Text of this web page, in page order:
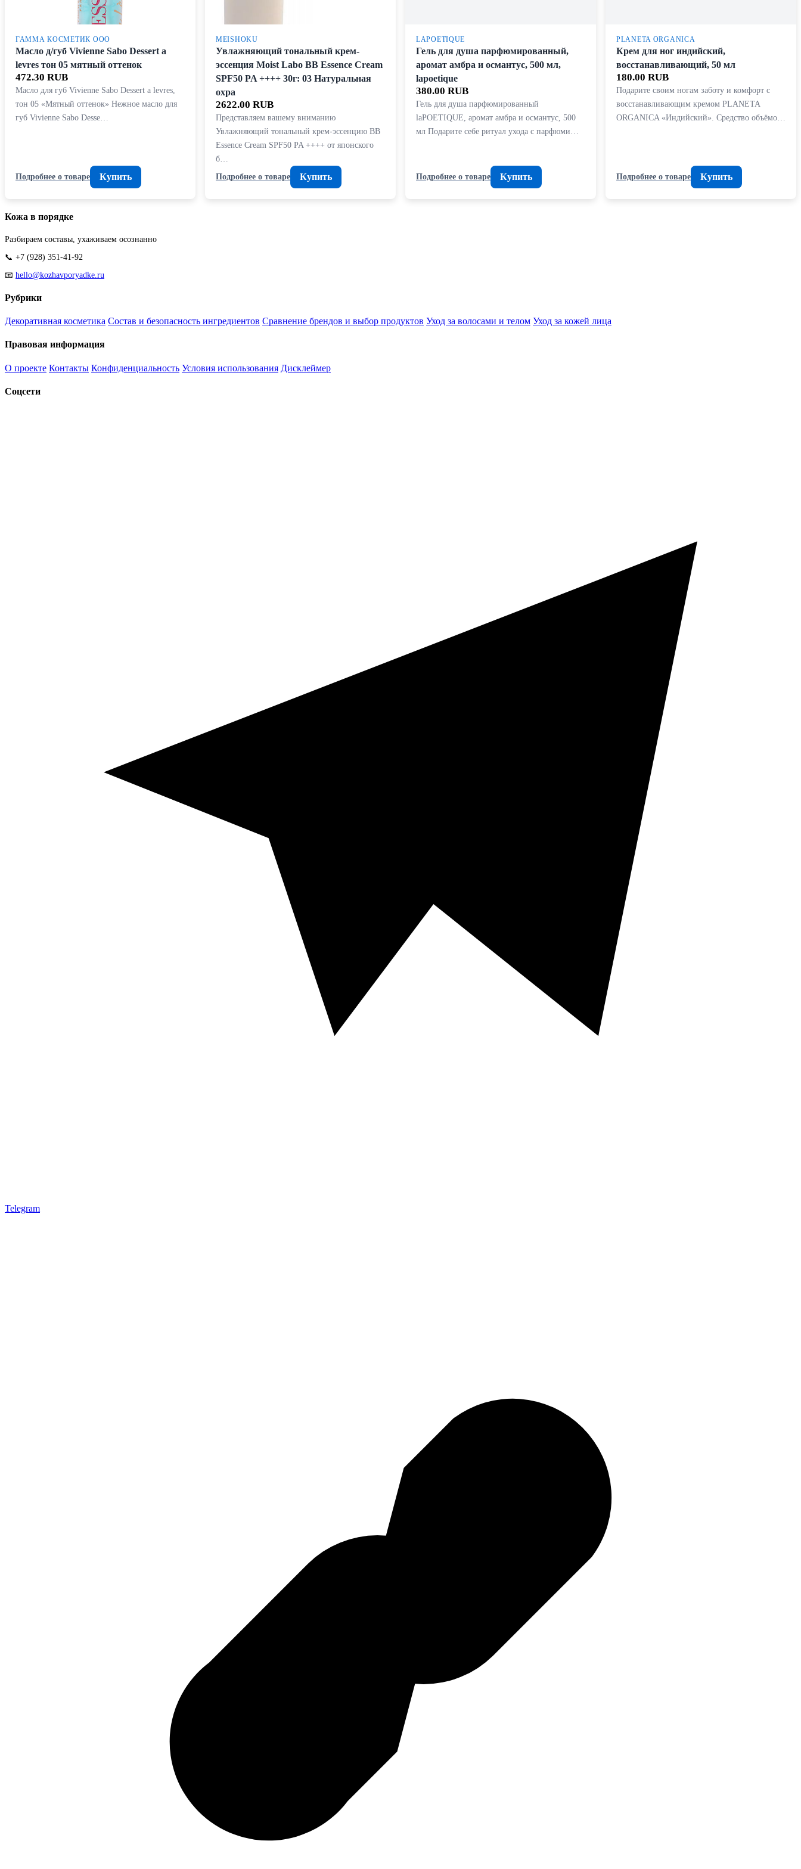
ГАММА КОСМЕТИК ООО
Масло д/губ Vivienne Sabo Dessert a
levres тон 05 мятный оттенок
472.30 RUB
Масло для губ Vivienne Sabo Dessert a levres,
тон 05 «Мятный оттенок» Нежное масло для
губ Vivienne Sabo Desse…
Подробнее о товаре Купить
MEISHOKU
Увлажняющий тональный крем-
эссенция Moist Labo BB Essence Cream
SPF50 PA ++++ 30г: 03 Натуральная
охра
2622.00 RUB
Представляем вашему вниманию
Увлажняющий тональный крем-эссенцию BB
Essence Cream SPF50 PA ++++ от японского
б…
Подробнее о товаре
Купить
LAPOETIQUE
Гель для душа парфюмированный,
аромат амбра и османтус, 500 мл,
lapoetique
380.00 RUB
Гель для душа парфюмированный
laPOETIQUE, аромат амбра и османтус, 500
мл Подарите себе ритуал ухода с парфюми…
Подробнее о товаре Купить
PLANETA ORGANICA
Крем для ног индийский,
восстанавливающий, 50 мл
180.00 RUB
Подарите своим ногам заботу и комфорт с
восстанавливающим кремом PLANETA
ORGANICA «Индийский». Средство объёмо…
Подробнее о товаре Купить
Кожа в порядке
Разбираем составы, ухаживаем осознанно
📞 +7 (928) 351-41-92
📧 hello@kozhavporyadke.ru
Рубрики
Декоративная косметика Состав и безопасность ингредиентов Сравнение брендов и выбор продуктов Уход за волосами и телом Уход за кожей лица
Правовая информация
О проекте Контакты Конфиденциальность Условия использования Дисклеймер
Соцсети
Telegram